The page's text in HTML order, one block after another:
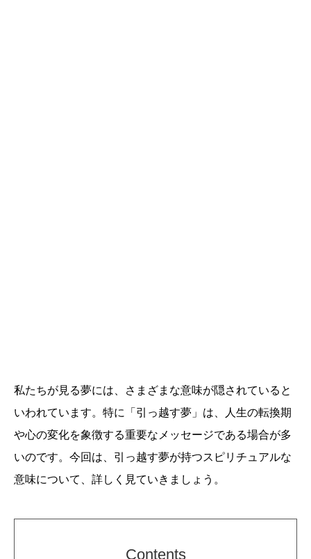
私たちが見る夢には、さまざまな意味が隠されていると
いわれています。特に「引っ越す夢」は、人生の転換期
や心の変化を象徴する重要なメッセージである場合が多
いのです。今回は、引っ越す夢が持つスピリチュアルな
意味について、詳しく見ていきましょう。
Contents